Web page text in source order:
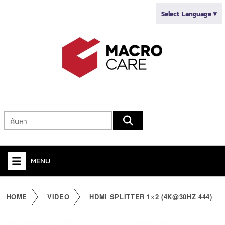
Select Language▼
MENU
HOME VIDEO HDMI SPLITTER 1×2 (4K@30HZ 444)